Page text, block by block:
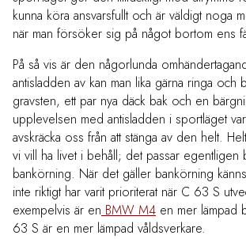
kunna köra ansvarsfullt och är väldigt noga
när man försöker sig på något bortom ens
På så vis är den någorlunda
antisladden av kan man lika gärna ringa och
gravsten, ett par nya däck bak och en
upplevelsen med antisladden i sportläget
avskräcka oss från att stänga av den helt.
vi vill ha livet i behåll; det passar egentligen
bankörning. När det gäller bankörning
inte riktigt har varit prioriterat när C 63 S
exempelvis är en BMW M4 en mer lämpad
63 S är en mer lämpad våldsverkare.